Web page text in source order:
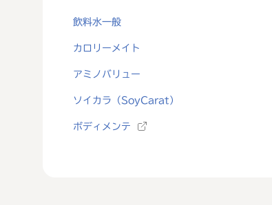
飲料水一般
カロリーメイト
アミノバリュー
ソイカラ（SoyCarat）
ボディメンテ